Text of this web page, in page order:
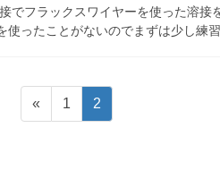
でフラックスワイヤーを使った溶接
使ったことがないのでまずは少し練
«
固
定
1
固
定
2